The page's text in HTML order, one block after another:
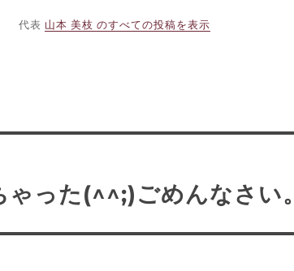
代表 山本 美枝 のすべての投稿を表示
ゃった(^^;)ごめんなさい。